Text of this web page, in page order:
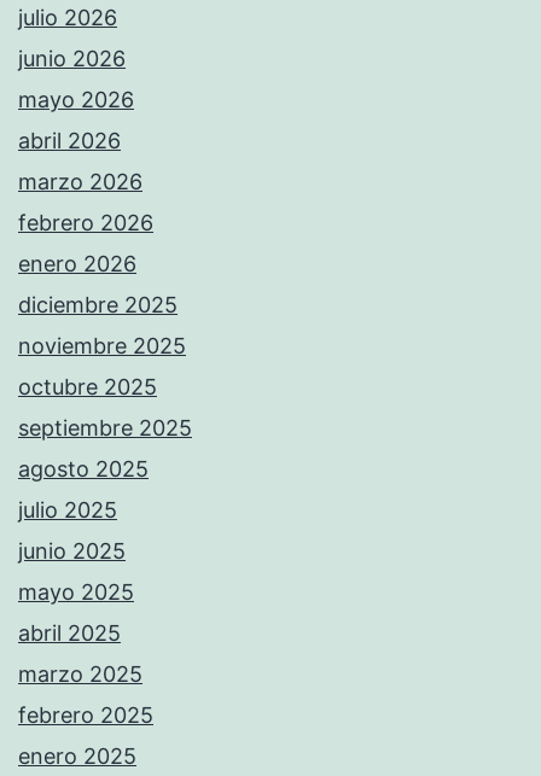
julio 2026
junio 2026
mayo 2026
abril 2026
marzo 2026
febrero 2026
enero 2026
diciembre 2025
noviembre 2025
octubre 2025
septiembre 2025
agosto 2025
julio 2025
junio 2025
mayo 2025
abril 2025
marzo 2025
febrero 2025
enero 2025